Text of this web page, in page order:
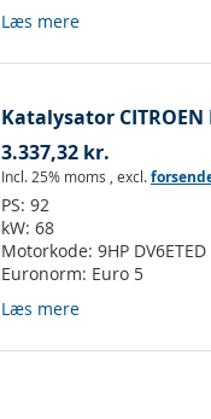
Læs mere
Katalysator CITROEN
3.337,32 kr.
Incl. 25% moms , excl.
PS: 92
kW: 68
Motorkode: 9HP DV6ETED
Euronorm: Euro 5
Læs mere